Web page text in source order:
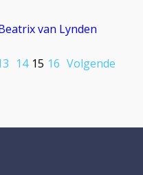
van Lynden
14 15 16 Volgende